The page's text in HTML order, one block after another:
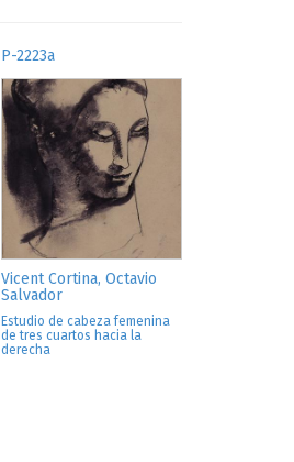
P-2223a
Vicent Cortina, Octavio
Salvador
Estudio de cabeza femenina
de tres cuartos hacia la
derecha